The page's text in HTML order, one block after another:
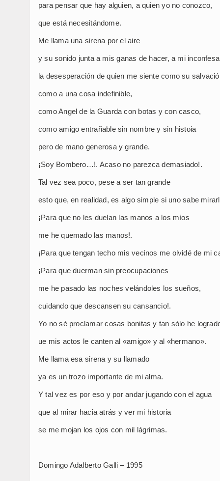
para pensar que hay alguien, a quien yo no conozco,
que está necesitándome.
Me llama una sirena por el aire
y su sonido junta a mis ganas de hacer, a mi
la desesperación de quien me siente como su
como a una cosa indefinible,
como Angel de la Guarda con botas y con casco,
como amigo entrañable sin nombre y sin histoia
pero de mano generosa y grande.
¡Soy Bombero…!. Acaso no parezca demasiado!.
Tal vez sea poco, pese a ser tan grande
esto que, en realidad, es algo simple si uno sabe
¡Para que no les duelan las manos a los míos
me he quemado las manos!.
¡Para que tengan techo mis vecinos me olvidé de mi
¡Para que duerman sin preocupaciones
me he pasado las noches velándoles los sueños,
cuidando que descansen su cansancio!.
Yo no sé proclamar cosas bonitas y tan sólo he
ue mis actos le canten al «amigo» y al «hermano».
Me llama esa sirena y su llamado
ya es un trozo importante de mi alma.
Y tal vez es por eso y por andar jugando con el agua
que al mirar hacia atrás y ver mi historia
se me mojan los ojos con mil lágrimas.
Domingo Adalberto Galli – 1995